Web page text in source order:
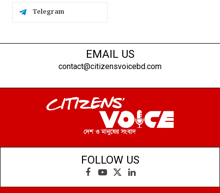
Telegram
EMAIL US
contact@citizensvoicebd.com
FOLLOW US
Facebook
YouTube
X
(Twitter)
LinkedIn